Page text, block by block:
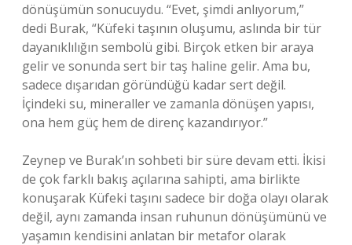
dönüşümün sonucuydu. “Evet, şimdi anlıyorum,”
dedi Burak, “Küfeki taşının oluşumu, aslında bir tür
dayanıklılığın sembolü gibi. Birçok etken bir araya
gelir ve sonunda sert bir taş haline gelir. Ama bu,
sadece dışarıdan göründüğü kadar sert değil.
İçindeki su, mineraller ve zamanla dönüşen yapısı,
ona hem güç hem de direnç kazandırıyor.”
Zeynep ve Burak’ın sohbeti bir süre devam etti. İkisi
de çok farklı bakış açılarına sahipti, ama birlikte
konuşarak Küfeki taşını sadece bir doğa olayı olarak
değil, aynı zamanda insan ruhunun dönüşümünü ve
yaşamın kendisini anlatan bir metafor olarak